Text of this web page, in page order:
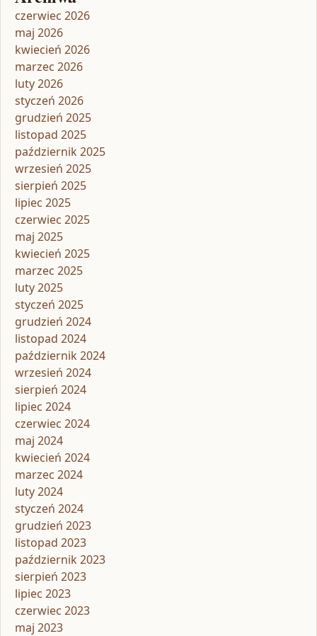
czerwiec 2026
maj 2026
kwiecień 2026
marzec 2026
luty 2026
styczeń 2026
grudzień 2025
listopad 2025
październik 2025
wrzesień 2025
sierpień 2025
lipiec 2025
czerwiec 2025
maj 2025
kwiecień 2025
marzec 2025
luty 2025
styczeń 2025
grudzień 2024
listopad 2024
październik 2024
wrzesień 2024
sierpień 2024
lipiec 2024
czerwiec 2024
maj 2024
kwiecień 2024
marzec 2024
luty 2024
styczeń 2024
grudzień 2023
listopad 2023
październik 2023
sierpień 2023
lipiec 2023
czerwiec 2023
maj 2023